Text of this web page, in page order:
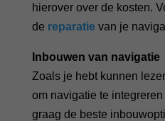
hierover over de kosten. V
de reparatievan je
Inbouwen van navigatie
Zoals je hebt kunnen
om navigatie te
graag de beste